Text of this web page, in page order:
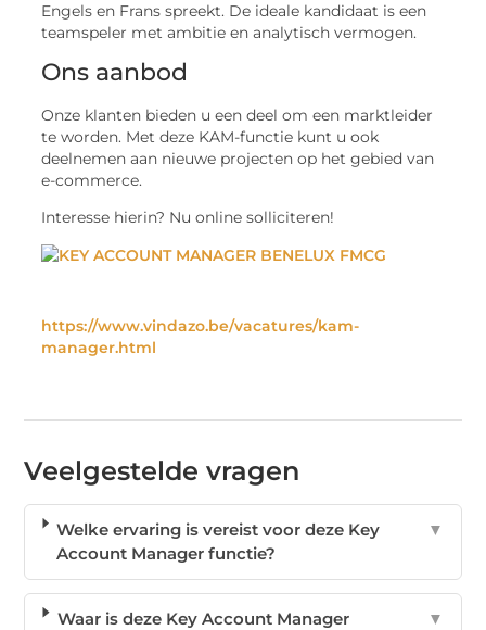
Engels en Frans spreekt. De ideale kandidaat is een
teamspeler met ambitie en analytisch vermogen.
Ons aanbod
Onze klanten bieden u een deel om een ​​marktleider
te worden. Met deze KAM-functie kunt u ook
deelnemen aan nieuwe projecten op het gebied van
e-commerce.
Interesse hierin? Nu online solliciteren!
https://www.vindazo.be/vacatures/kam-
manager.html
Veelgestelde vragen
Welke ervaring is vereist voor deze Key
Account Manager functie?
▼
Waar is deze Key Account Manager
▼